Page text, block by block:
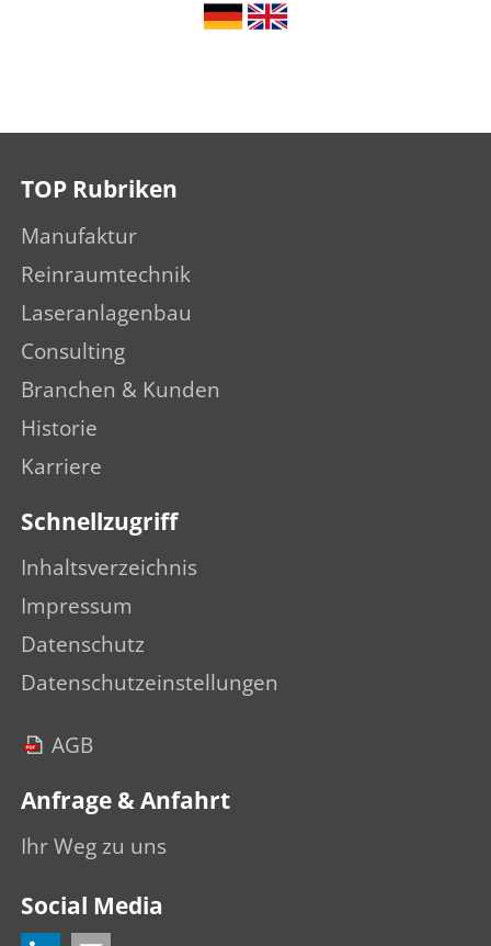
TOP Rubriken
Manufaktur
Reinraumtechnik
Laseranlagenbau
Consulting
Branchen & Kunden
Historie
Karriere
Schnellzugriff
Inhaltsverzeichnis
Impressum
Datenschutz
Datenschutzeinstellungen
AGB
Anfrage & Anfahrt
Ihr Weg zu uns
Social Media